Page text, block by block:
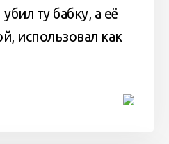
ту бабку, а её
использовал как